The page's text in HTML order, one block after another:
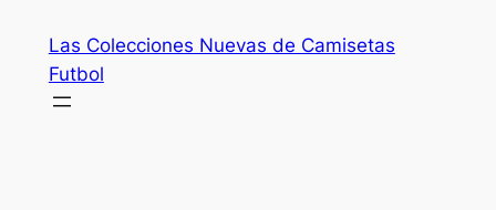
contenido
Las Colecciones Nuevas de Camisetas
Futbol